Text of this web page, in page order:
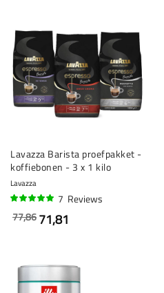
Lavazza Barista proefpakket -
koffiebonen - 3 x 1 kilo
Lavazza
96%
7 Reviews
71,81
77,86